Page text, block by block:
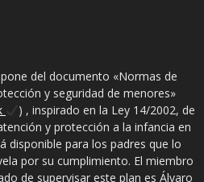
del documento «Normas de
y seguridad de menores»
) , inspirado en la Ley 14/2002, de
y protección a la infancia en
disponible para los padres que lo
por su cumplimiento. El miembro
de supervisar este plan es Álvaro